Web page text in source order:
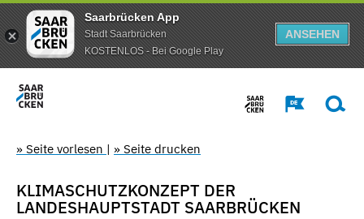
Saarbrücken App
Stadt Saarbrücken
KOSTENLOS - Bei Google Play
ANSEHEN
» Seite vorlesen | » Seite drucken
KLIMASCHUTZKONZEPT DER
LANDESHAUPTSTADT SAARBRÜCKEN